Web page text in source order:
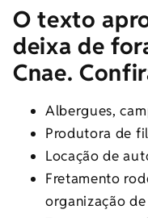
O texto
deixa de
Cnae.
Albergues,
Produtora de
Locação de
Fretamento
organização